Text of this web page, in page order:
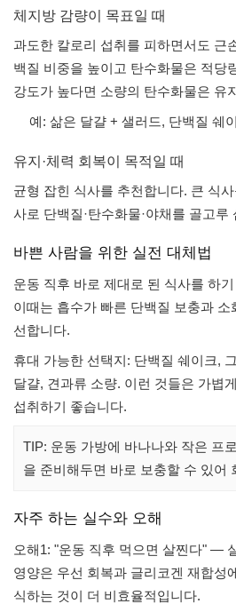
체지방 감량이 목표일 때
과도한 칼로리 섭취를 피하면서도 근
백질 비중을 높이고 탄수화물은 적당
강도가 높다면 소량의 탄수화물은 유
예: 삶은 달걀 + 샐러드, 단백질 쉐
유지·체력 회복이 목적일 때
균형 잡힌 식사를 추천합니다. 큰 식
사로 단백질·탄수화물·야채를 골고루
바쁜 사람을 위한 실전 대체법
운동 직후 바로 제대로 된 식사를 하
이때는 흡수가 빠른 단백질 보충과
선합니다.
휴대 가능한 선택지: 단백질 쉐이크,
달걀, 견과류 소량. 이런 것들은 가볍
섭취하기 좋습니다.
TIP: 운동 가방에 바나나와 작은 프
을 준비해두면 바로 보충할 수 있어
자주 하는 실수와 오해
오해1: "운동 직후 먹으면 살찐다" —
영양은 우선 회복과 글리코겐 재합성
식하는 것이 더 비효율적입니다.